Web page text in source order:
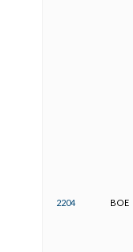
2204 BOE